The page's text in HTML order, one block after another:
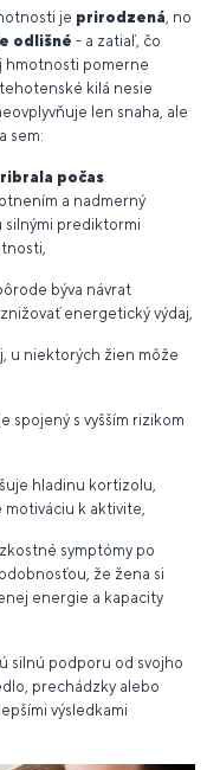
je prirodzená, no
odlišné - a zatiaľ, čo
hmotnosti pomerne
kilá nesie
len snaha, ale
sem:
počas
a nadmerný
prediktormi
býva návrat
energetický výdaj,
u niektorých žien môže
spojený s vyšším rizikom
hladinu kortizolu,
k aktivite,
symptómy po
že žena si
energie a kapacity
silnú podporu od svojho
prechádzky alebo
výsledkami